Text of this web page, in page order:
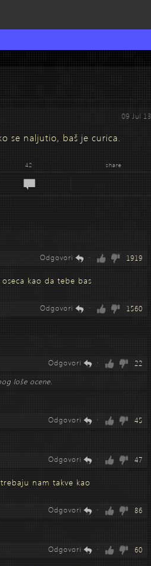
09 Jul 13
se naljutio, baš je curica.
42 share
1919
Odgovori ·
kao da tebe bas
1560
Odgovori ·
22
Odgovori ·
loše ocene.
45
Odgovori ·
47
Odgovori ·
nam takve kao
86
Odgovori ·
60
Odgovori ·